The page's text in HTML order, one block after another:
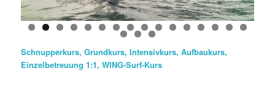
Schnupperkurs, Grundkurs,Intensivkurs, Aufbaukurs,
Einzelbetreuung 1:1,WING-Surf-Kurs